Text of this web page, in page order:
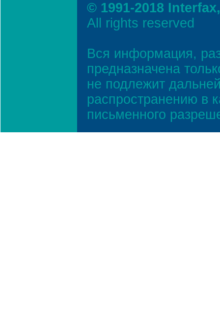
© 1991-2018
All rights reserved
Вся информация,
предназначена
не подлежит
распространению в
письменного